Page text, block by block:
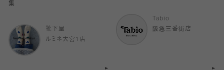
集
靴下屋
ルミネ大宮1店
Tabio
阪急三番街店